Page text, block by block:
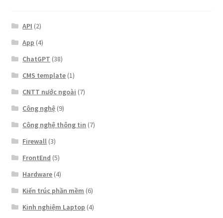
API (2)
App (4)
ChatGPT (38)
CMS template (1)
CNTT nước ngoài (7)
Công nghệ (9)
Công nghệ thông tin (7)
Firewall (3)
FrontEnd (5)
Hardware (4)
Kiến trúc phần mềm (6)
Kinh nghiệm Laptop (4)